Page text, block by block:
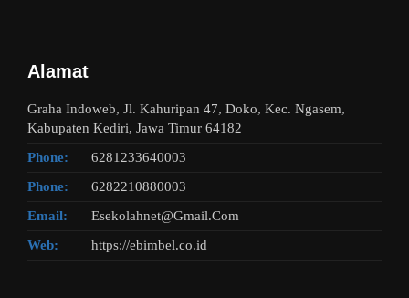
Alamat
Graha Indoweb, Jl. Kahuripan 47, Doko, Kec. Ngasem,
Kabupaten Kediri, Jawa Timur 64182
Phone:
6281233640003
Phone:
6282210880003
Email:
Esekolahnet@Gmail.Com
Web:
https://ebimbel.co.id